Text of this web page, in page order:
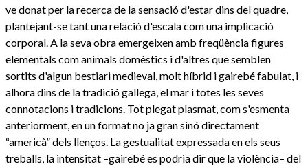
ve donat per la recerca de la sensació d'estar dins del quadre,
plantejant-se tant una relació d'escala com una implicació
corporal. A la seva obra emergeixen amb freqüència figures
elementals com animals domèstics i d'altres que semblen
sortits d'algun bestiari medieval, molt híbrid i gairebé fabulat, i
alhora dins de la tradició gallega, el mar i totes les seves
connotacions i tradicions. Tot plegat plasmat, com s'esmenta
anteriorment, en un format no ja gran sinó directament
“americà” dels llenços. La gestualitat expressada en els seus
treballs, la intensitat –gairebé es podria dir que la violència– del